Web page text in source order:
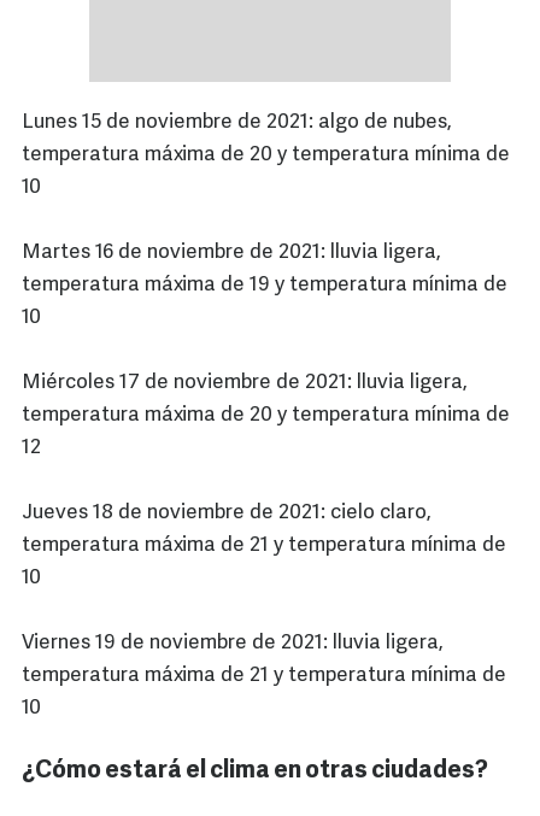
Lunes 15 de noviembre de 2021: algo de nubes,
temperatura máxima de 20 y temperatura mínima de
10
Martes 16 de noviembre de 2021: lluvia ligera,
temperatura máxima de 19 y temperatura mínima de
10
Miércoles 17 de noviembre de 2021: lluvia ligera,
temperatura máxima de 20 y temperatura mínima de
12
Jueves 18 de noviembre de 2021: cielo claro,
temperatura máxima de 21 y temperatura mínima de
10
Viernes 19 de noviembre de 2021: lluvia ligera,
temperatura máxima de 21 y temperatura mínima de
10
¿Cómo estará el clima en otras ciudades?